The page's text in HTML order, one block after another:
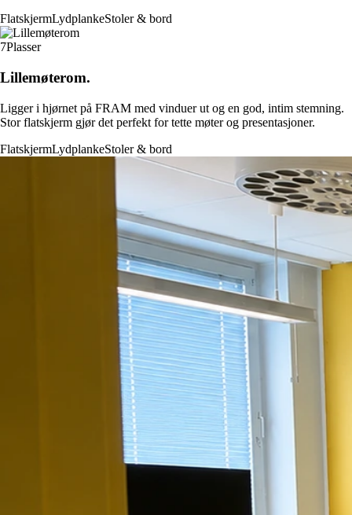
FlatskjermLydplankeStoler & bord
7Plasser
Lillemøterom.
Ligger i hjørnet på FRAM med vinduer ut og en god, intim stemning.
Stor flatskjerm gjør det perfekt for tette møter og presentasjoner.
FlatskjermLydplankeStoler & bord